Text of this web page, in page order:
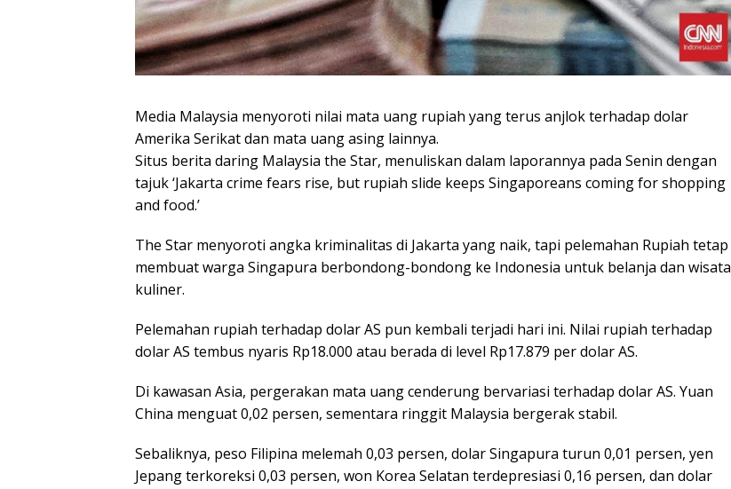
Media Malaysia menyoroti nilai mata uang rupiah yang terus anjlok terhadap dolar
Amerika Serikat dan mata uang asing lainnya.
Situs berita daring Malaysia the Star, menuliskan dalam laporannya pada Senin dengan
tajuk ‘Jakarta crime fears rise, but rupiah slide keeps Singaporeans coming for shopping
and food.’
The Star menyoroti angka kriminalitas di Jakarta yang naik, tapi pelemahan Rupiah tetap
membuat warga Singapura berbondong-bondong ke Indonesia untuk belanja dan wisata
kuliner.
Pelemahan rupiah terhadap dolar AS pun kembali terjadi hari ini. Nilai rupiah terhadap
dolar AS tembus nyaris Rp18.000 atau berada di level Rp17.879 per dolar AS.
Di kawasan Asia, pergerakan mata uang cenderung bervariasi terhadap dolar AS. Yuan
China menguat 0,02 persen, sementara ringgit Malaysia bergerak stabil.
Sebaliknya, peso Filipina melemah 0,03 persen, dolar Singapura turun 0,01 persen, yen
Jepang terkoreksi 0,03 persen, won Korea Selatan terdepresiasi 0,16 persen, dan dolar